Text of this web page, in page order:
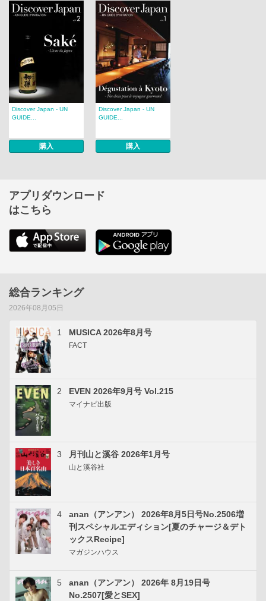
Discover Japan - UN
GUIDE...
購入
Discover Japan - UN
GUIDE...
購入
アプリダウンロード
はこちら
総合ランキング
2026年08月05日
1 MUSICA 2026年8月号
FACT
2 EVEN 2026年9月号 Vol.215
マイナビ出版
3 月刊山と溪谷 2026年1月号
山と溪谷社
4
anan（アンアン） 2026年8月5日号No.2506増
刊スペシャルエディション[夏のチャージ＆デト
ックスRecipe]
マガジンハウス
5
anan（アンアン） 2026年 8月19日号
No.2507[愛とSEX]